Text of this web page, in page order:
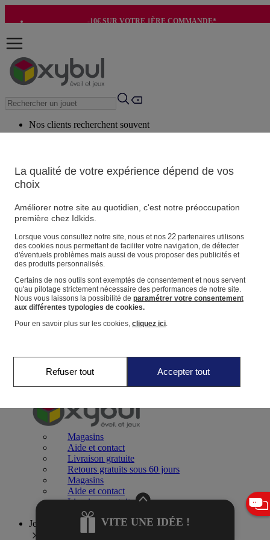
-10€ SUR VOTRE 1ÈRE COMMANDE*
Nos clients recherchent souvent
Conseils suggérés
Produits suggérés
Vos informations personnelles
Suivre une commande
Magasin
Panier
Favoris
Jeux 0-2 ans
Magasins
Aide et contact
Livraison gratuite
Retours gratuits sous 60 jours
Magasins
Aide et contact
Livraison gratuite
Retours gratuits sous 60 jours
Jeux 2-4 ans
VITE UNE IDÉE !
La qualité de votre expérience dépend de vos
choix
Améliorer notre site au quotidien, c'est notre préoccupation
première chez Idkids.
Lorsque vous consultez notre site, nous et nos 22partenaires utilisons
des cookies nous permettant de faciliter votre navigation, de détecter
d'éventuels problèmes mais aussi de vous proposer des publicités et
des produits personnalisés.
Certains de nos outils sont exemptés de consentement et nous servent
qu'au pilotage strictement nécessaire des performances de notre site.
Nous vous laissons la possibilité de paramétrer votre consentement
aux différentes typologies de cookies.
Pour en savoir plus sur les cookies, cliquez ici.
Refuser tout Accepter tout